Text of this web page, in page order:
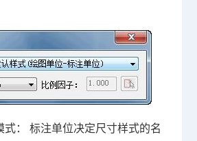
式： 标注单位决定尺寸样式的名